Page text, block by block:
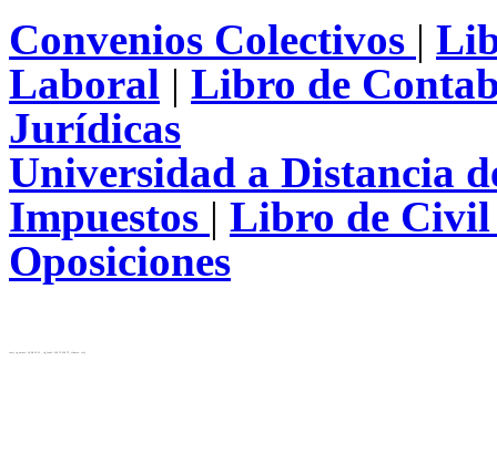
Convenios Colectivos |
Laboral | Libro de
Jurídicas
Universidad a Distancia
Impuestos | Libro de
Oposiciones
test( ip_server: 10.28.12.31 , ip_local: 216.73.216.75, cluster: cls)